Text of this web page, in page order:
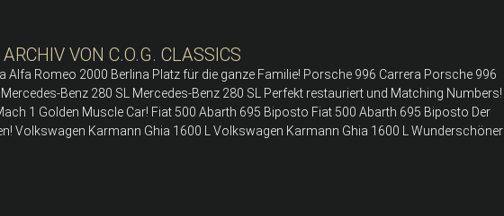
VON C.O.G. CLASSICS
Alfa Romeo 2000 Berlina Platz für die ganze Familie! Porsche 996 Carrera Porsche 996
Benz 280 SL Mercedes-Benz 280 SL Perfekt restauriert und Matching Numbers!
1 Golden Muscle Car! Fiat 500 Abarth 695 Biposto Fiat 500 Abarth 695 Biposto Der
Volkswagen Karmann Ghia 1600 L Volkswagen Karmann Ghia 1600 L Wunderschöner